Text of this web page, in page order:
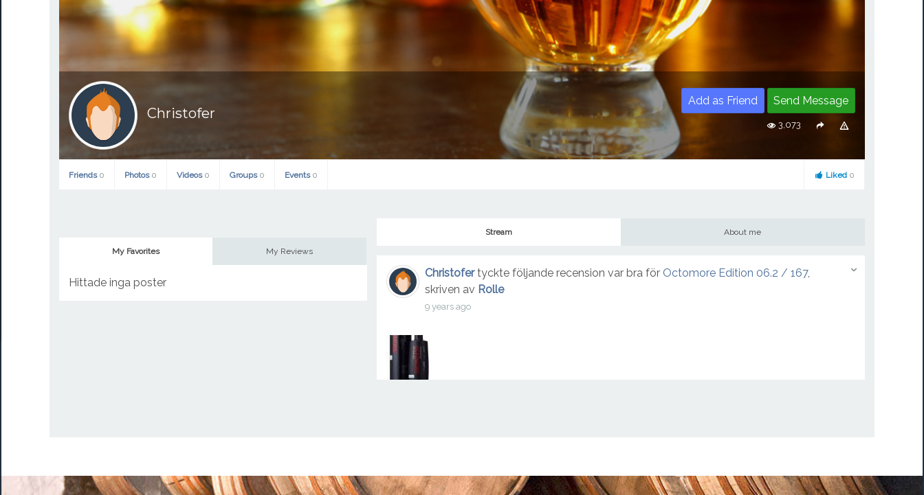
Christofer
Add as Friend Send Message
3,073
Friends 0 Photos 0 Videos 0 Groups 0 Events 0 Liked 0
My Favorites My Reviews
Hittade inga poster
Stream About me
Christofertyckte följande recension var bra för Octomore Edition 06.2 / 167,
skriven av Rolle
9 years ago